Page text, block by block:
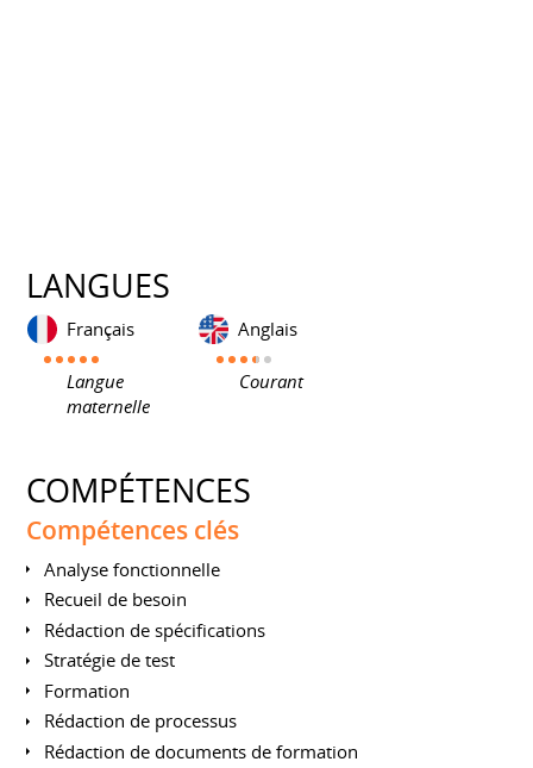
LANGUES
Français
Langue
maternelle
Anglais
Courant
COMPÉTENCES
Compétences clés
Analyse fonctionnelle
Recueil de besoin
Rédaction de spécifications
Stratégie de test
Formation
Rédaction de processus
Rédaction de documents de formation